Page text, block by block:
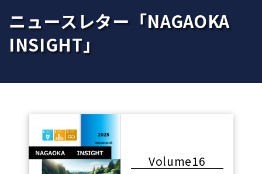
ニュースレター「NAGAOKA
INSIGHT」
Volume16